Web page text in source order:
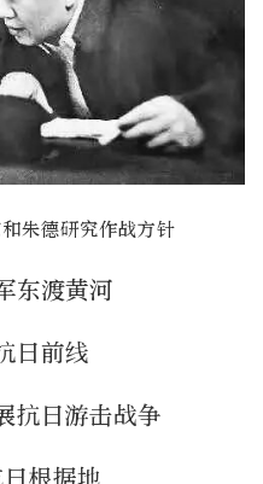
朱德研究作战方针
东渡黄河
日前线
抗日游击战争
根据地